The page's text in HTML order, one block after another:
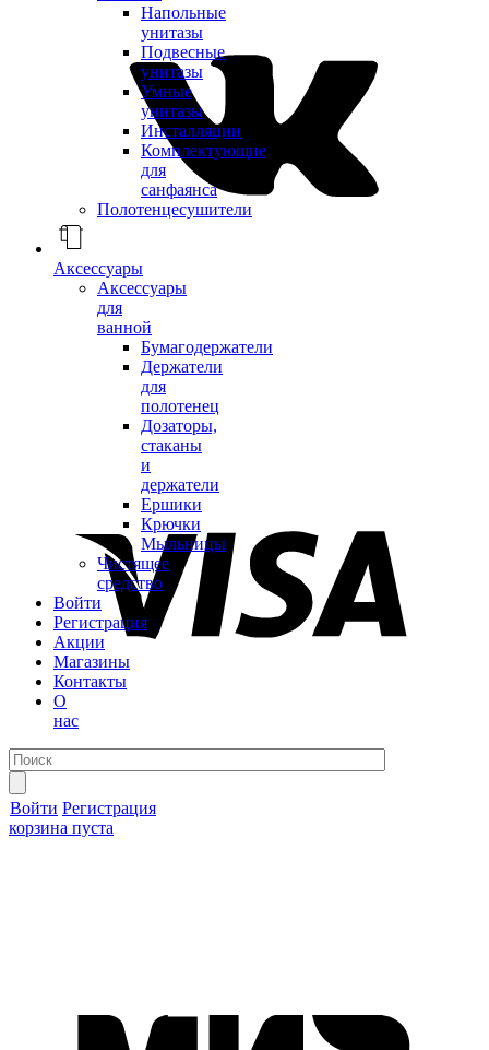
Напольные
унитазы
Подвесные
унитазы
Умные
унитазы
Инсталляции
Комплектующие
для
санфаянса
Полотенцесушители
Аксессуары
Аксессуары
для
ванной
Бумагодержатели
Держатели
для
полотенец
Дозаторы,
стаканы
и
держатели
Ершики
Крючки
Мыльницы
Чистящее
средство
Войти
Регистрация
Акции
Магазины
Контакты
О
нас
Войти Регистрация
корзина пуста